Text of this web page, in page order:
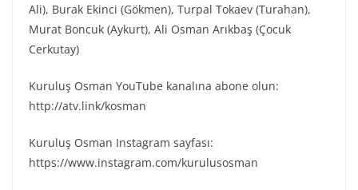
Ali), Burak Ekinci (Gökmen), Turpal Tokaev (Turahan),
Murat Boncuk (Aykurt), Ali Osman Arıkbaş (Çocuk
Cerkutay)
Kuruluş Osman YouTube kanalına abone olun:
http://atv.link/kosman
Kuruluş Osman Instagram sayfası:
https://www.instagram.com/kurulusosman